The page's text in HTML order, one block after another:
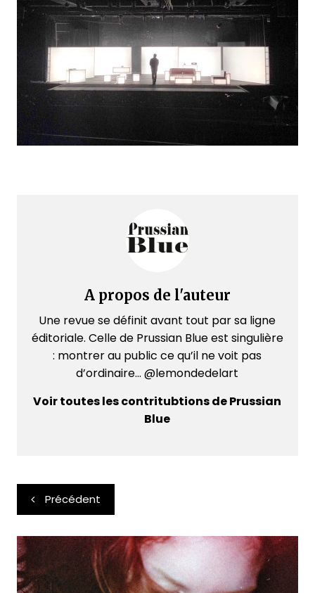
A propos de l'auteur
Une revue se définit avant tout par sa ligne
éditoriale. Celle de Prussian Blue est singulière
: montrer au public ce qu’il ne voit pas
d’ordinaire... @lemondedelart
Voir toutes les contritubtions de Prussian
Blue
Navigation
de
l’article
Précédent